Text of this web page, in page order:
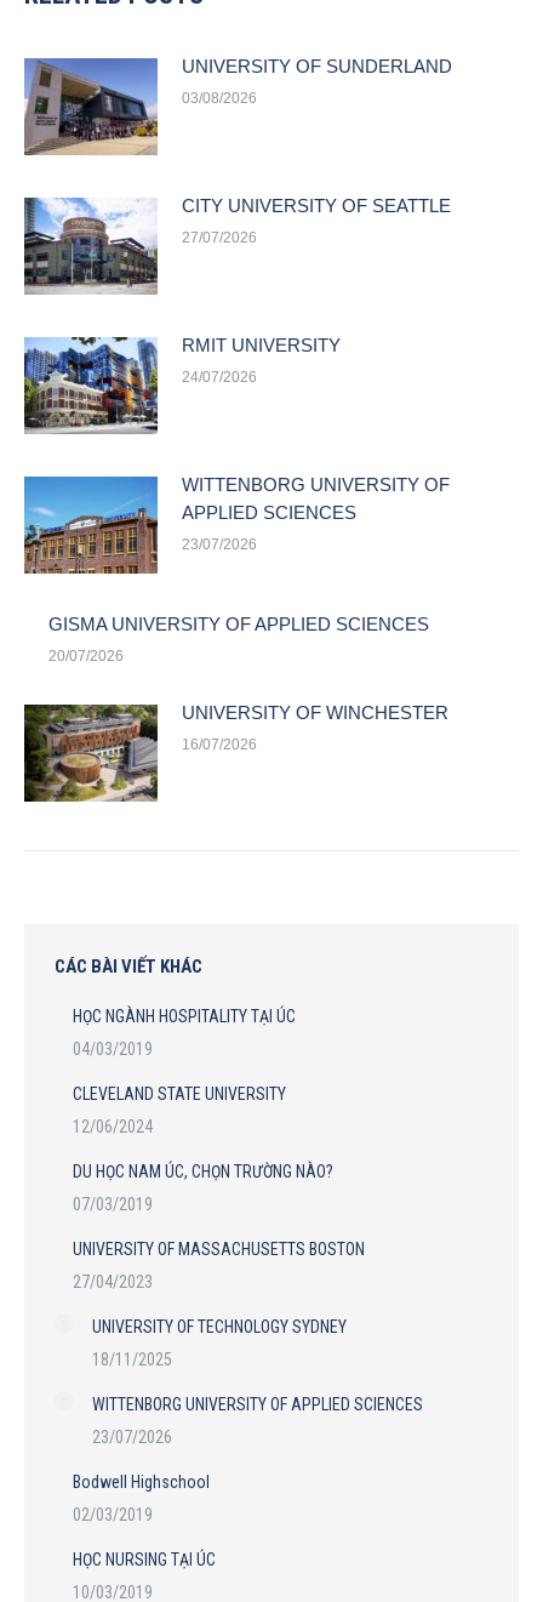
UNIVERSITY OF SUNDERLAND
03/08/2026
CITY UNIVERSITY OF SEATTLE
27/07/2026
RMIT UNIVERSITY
24/07/2026
WITTENBORG UNIVERSITY OF
APPLIED SCIENCES
23/07/2026
GISMA UNIVERSITY OF APPLIED SCIENCES
20/07/2026
UNIVERSITY OF WINCHESTER
16/07/2026
CÁC BÀI VIẾT KHÁC
HỌC NGÀNH HOSPITALITY TẠI ÚC
04/03/2019
CLEVELAND STATE UNIVERSITY
12/06/2024
DU HỌC NAM ÚC, CHỌN TRƯỜNG NÀO?
07/03/2019
UNIVERSITY OF MASSACHUSETTS BOSTON
27/04/2023
UNIVERSITY OF TECHNOLOGY SYDNEY
18/11/2025
WITTENBORG UNIVERSITY OF APPLIED SCIENCES
23/07/2026
Bodwell Highschool
02/03/2019
HỌC NURSING TẠI ÚC
10/03/2019